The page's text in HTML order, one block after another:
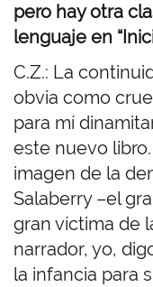
pero hay otra
lenguaje en
C.Z.: La
obvia como
para mí
este nuevo libro.
imagen de la
Salaberry –el
gran víctima de
narrador, yo,
la infancia para